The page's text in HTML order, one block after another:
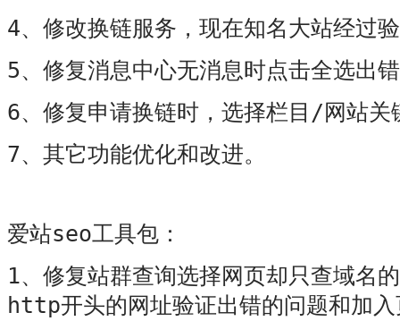
4、修改换链服务，现在知名大站经过
5、修复消息中心无消息时点击全选出
6、修复申请换链时，选择栏目 / 网站关
7、其它功能优化和改进。
爱站seo工具包：
1、修复站群查询选择网页却只查域名
http开头的网址验证出错的问题和加